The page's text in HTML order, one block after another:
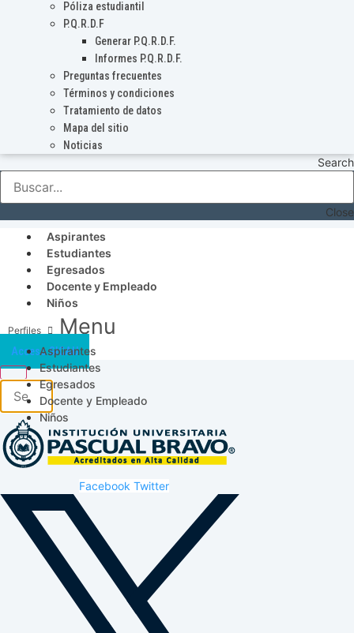
Póliza estudiantil
P.Q.R.D.F
Generar P.Q.R.D.F.
Informes P.Q.R.D.F.
Preguntas frecuentes
Términos y condiciones
Tratamiento de datos
Mapa del sitio
Noticias
Search
Close
Aspirantes
Estudiantes
Egresados
Docente y Empleado
Niños
Menu
Aspirantes
Estudiantes
Egresados
Docente y Empleado
Niños
Acceso SICAU
Facebook Twitter